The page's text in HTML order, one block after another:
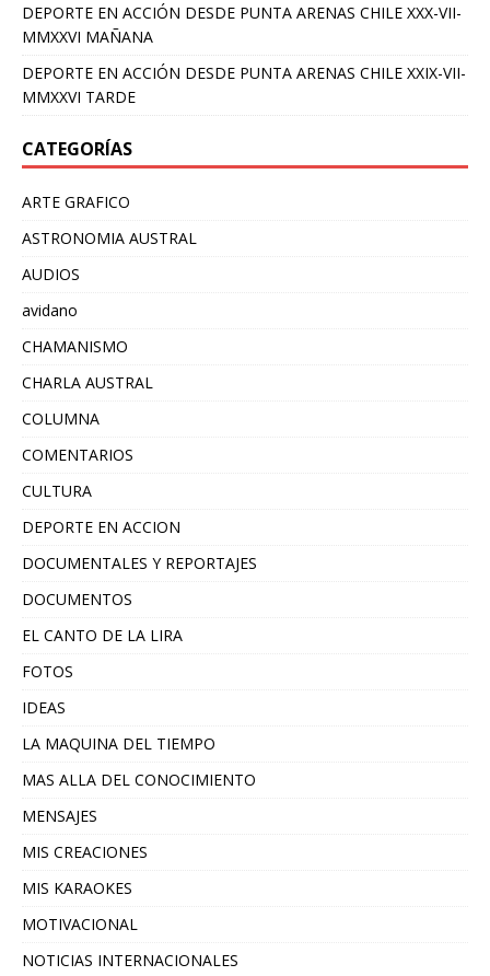
DEPORTE EN ACCIÓN DESDE PUNTA ARENAS CHILE XXX-VII-
MMXXVI MAÑANA
DEPORTE EN ACCIÓN DESDE PUNTA ARENAS CHILE XXIX-VII-
MMXXVI TARDE
CATEGORÍAS
ARTE GRAFICO
ASTRONOMIA AUSTRAL
AUDIOS
avidano
CHAMANISMO
CHARLA AUSTRAL
COLUMNA
COMENTARIOS
CULTURA
DEPORTE EN ACCION
DOCUMENTALES Y REPORTAJES
DOCUMENTOS
EL CANTO DE LA LIRA
FOTOS
IDEAS
LA MAQUINA DEL TIEMPO
MAS ALLA DEL CONOCIMIENTO
MENSAJES
MIS CREACIONES
MIS KARAOKES
MOTIVACIONAL
NOTICIAS INTERNACIONALES